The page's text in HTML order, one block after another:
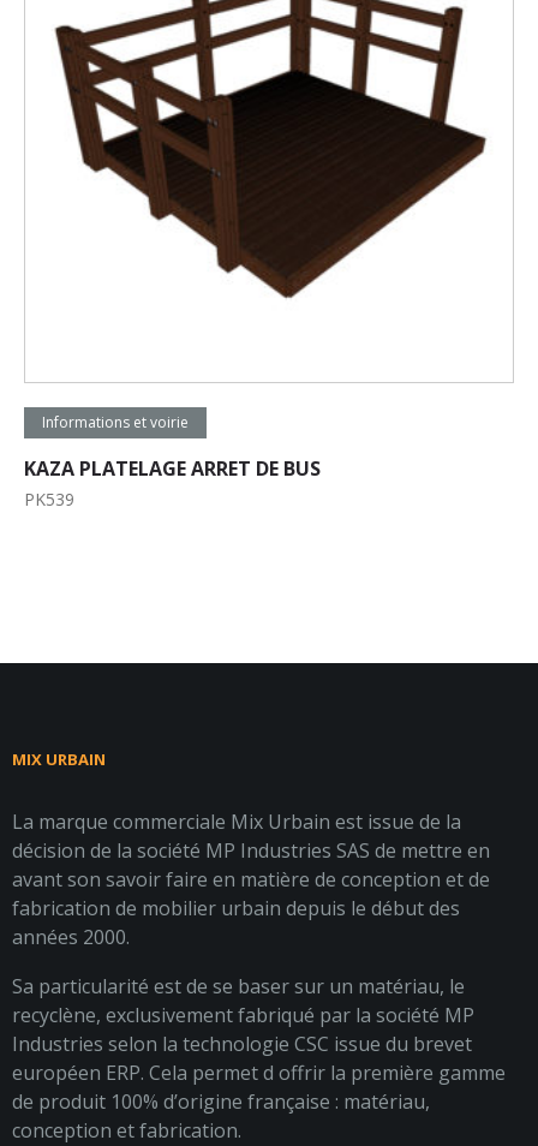
Lire la suite
Informations et voirie
KAZA PLATELAGE ARRET DE BUS
PK539
MIX URBAIN
La marque commerciale Mix Urbain est issue de la
décision de la société MP Industries SAS de mettre en
avant son savoir faire en matière de conception et de
fabrication de mobilier urbain depuis le début des
années 2000.
Sa particularité est de se baser sur un matériau, le
recyclène, exclusivement fabriqué par la société MP
Industries selon la technologie CSC issue du brevet
européen ERP. Cela permet d offrir la première gamme
de produit 100% d’origine française : matériau,
conception et fabrication.